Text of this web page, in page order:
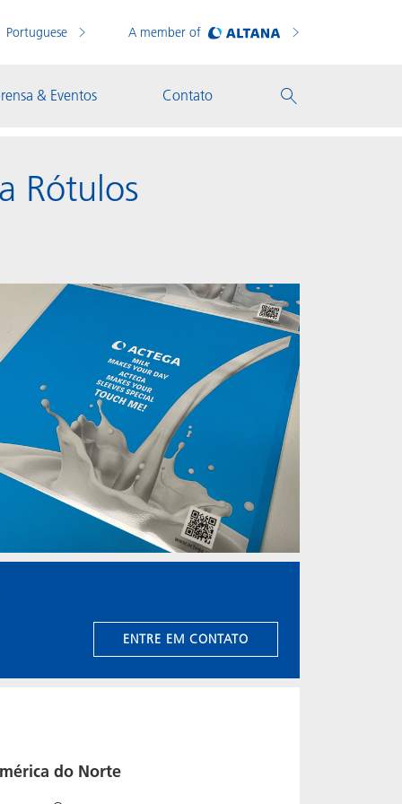
Portuguese A member of
& Eventos Contato
Rótulos
ENTRE EM CONTATO
do Norte